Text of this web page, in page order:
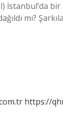
İstanbul’da
mı?
https://